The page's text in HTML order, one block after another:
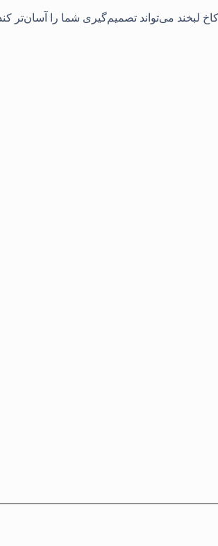
لبخند می‌تواند تصمیم‌گیری شما را آسان‌تر